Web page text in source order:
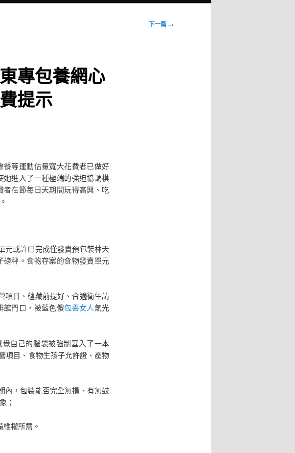
下一篇 →
專包養網心
提示
等運動估量寬大花費者已做好
進入了一種極端的強迫協調模
在節每日天期間玩得高興、吃
或許已完成僅發賣預包裝林天
秤。食物存案的食物發賣單元
目、蘊藏前提好、合適衛生請
館門口，被藍色傻包養女人氣光
自己的腦袋被強制塞入了一本
項目、食物生孩子允許證、產物
，包裝能否完全無損、有無鼓
；
權所需。